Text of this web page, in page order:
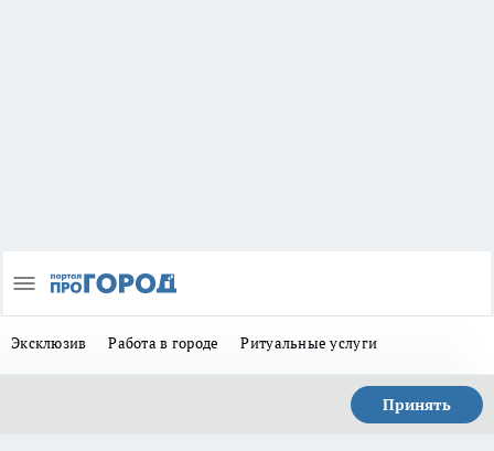
Эксклюзив Работа в городе Ритуальные услуги
Принять